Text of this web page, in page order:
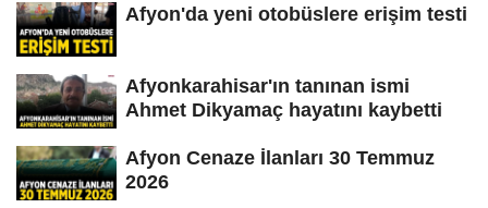
Afyon'da yeni otobüslere erişim testi
Afyonkarahisar'ın tanınan ismi
Ahmet Dikyamaç hayatını kaybetti
Afyon Cenaze İlanları 30 Temmuz
2026